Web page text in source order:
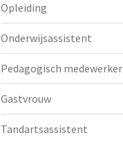
Opleiding
Onderwijsassistent
Pedagogisch medewerker
Gastvrouw
Tandartsassistent